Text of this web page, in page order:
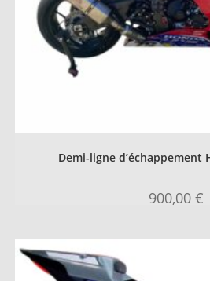
Demi-ligne d’échappement
900,00 €